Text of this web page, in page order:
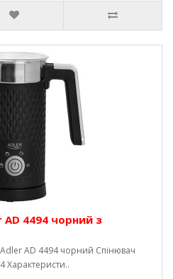
4494 чорний з
Adler AD 4494 чорний Спінювач
Характеристи..